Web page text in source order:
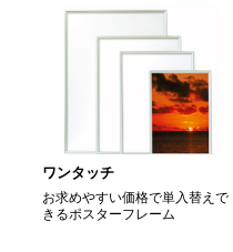
ワンタッチ
お求めやすい価格で単入替えで
きるポスターフレーム